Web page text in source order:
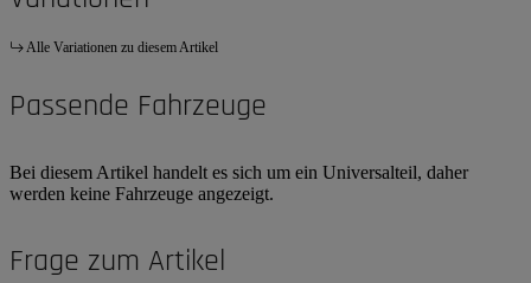
Alle Variationen zu diesem Artikel
Passende Fahrzeuge
Bei diesem Artikel handelt es sich um ein Universalteil, daher
werden keine Fahrzeuge angezeigt.
Frage zum Artikel